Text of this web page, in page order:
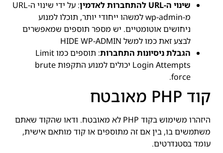
שינוי ה-URL להתחברות לאדמין
: על ידי שינוי ה-URL
מ-wp-admin למשהו ייחודי יותר, תוכלו למנוע
ניחושים אוטומטיים. יש מספר תוספים שמאפשרים
לבצע זאת כמו למשל HIDE WP-ADMIN
הגבלת ניסיונות התחברות
: תוספים כמו Limit
Login Attempts יכולים למנוע התקפות brute
force.
קוד PHP מאובטח
היזהרו משימוש בקוד PHP לא מאובטח. ודאו שהקוד שאתם
משתמשים בו, בין אם זה מתוספים או קוד מותאם אישית,
עומד בסטנדרטים.